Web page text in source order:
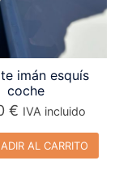
imán esquís
coche
€ IVA incluido
AL CARRITO